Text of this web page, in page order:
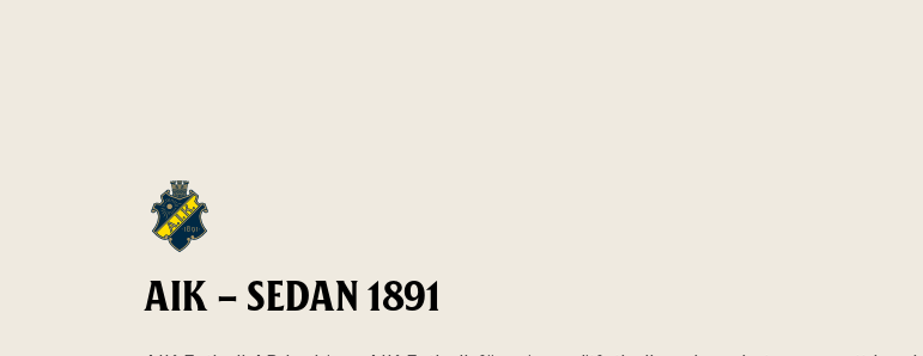
AIK – SEDAN 1891